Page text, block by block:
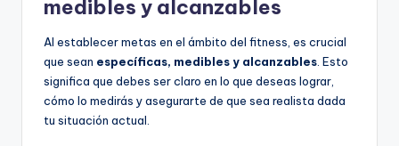
medibles y alcanzables
Al establecer metas en el ámbito del fitness, es crucial
que sean específicas, medibles y alcanzables . Esto
significa que debes ser claro en lo que deseas lograr,
cómo lo medirás y asegurarte de que sea realista dada
tu situación actual.